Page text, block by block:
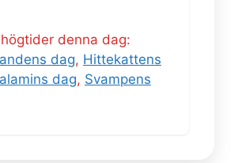
denna dag:
dag, Hittekattens
dag, Svampens